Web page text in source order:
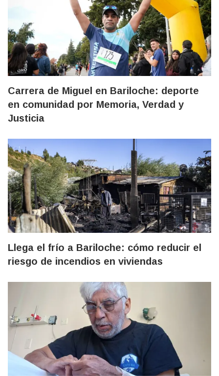
Carrera de Miguel en Bariloche: deporte
en comunidad por Memoria, Verdad y
Justicia
Llega el frío a Bariloche: cómo reducir el
riesgo de incendios en viviendas